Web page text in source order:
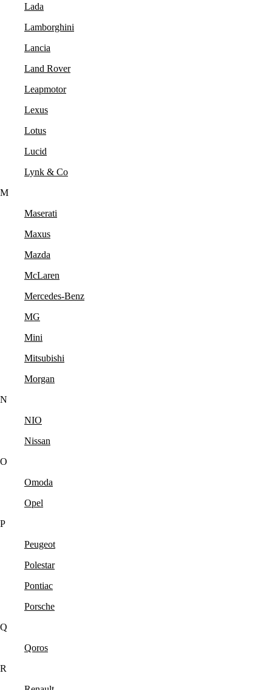
Lada
Lamborghini
Lancia
Land Rover
Leapmotor
Lexus
Lotus
Lucid
Lynk & Co
M
Maserati
Maxus
Mazda
McLaren
Mercedes-Benz
MG
Mini
Mitsubishi
Morgan
N
NIO
Nissan
O
Omoda
Opel
P
Peugeot
Polestar
Pontiac
Porsche
Q
Qoros
R